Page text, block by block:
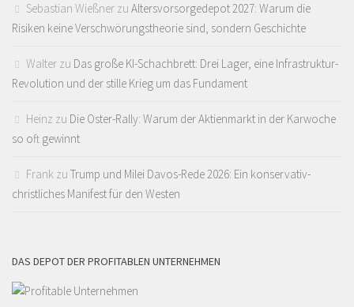
Sebastian Wießner zu Altersvorsorgedepot 2027: Warum die
Risiken keine Verschwörungstheorie sind, sondern Geschichte
Walter zu Das große KI-Schachbrett: Drei Lager, eine Infrastruktur-
Revolution und der stille Krieg um das Fundament
Heinz zu Die Oster-Rally: Warum der Aktienmarkt in der Karwoche
so oft gewinnt
Frank zu Trump und Milei Davos-Rede 2026: Ein konservativ-
christliches Manifest für den Westen
DAS DEPOT DER PROFITABLEN UNTERNEHMEN